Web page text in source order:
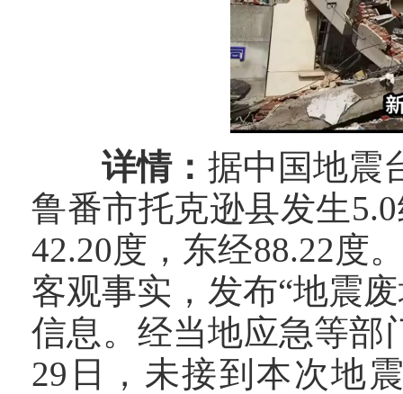
详情： 据中国地震
鲁番市托克逊县发生
42.20度，东经88.22度
客观事实，发布“地震
信息。经当地应急等部
29日，未接到本次地